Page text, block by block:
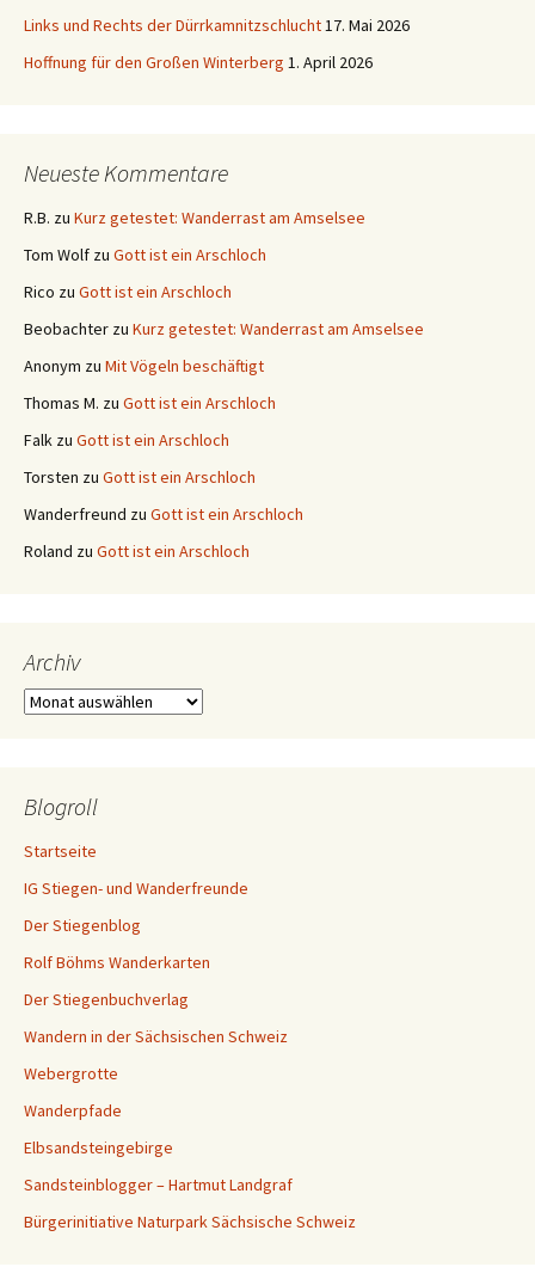
Links und Rechts der Dürrkamnitzschlucht17. Mai 2026
Hoffnung für den Großen Winterberg 1. April 2026
Neueste Kommentare
R.B. zu Kurz getestet: Wanderrast am Amselsee
Tom Wolf zu Gott ist ein Arschloch
Rico zu Gott ist ein Arschloch
Beobachter zu Kurz getestet: Wanderrast am Amselsee
Anonym zu Mit Vögeln beschäftigt
Thomas M. zu Gott ist ein Arschloch
Falk zu Gott ist ein Arschloch
Torsten zu Gott ist ein Arschloch
Wanderfreund zu Gott ist ein Arschloch
Roland zu Gott ist ein Arschloch
Archiv
Archiv
Blogroll
Startseite
IG Stiegen- und Wanderfreunde
Der Stiegenblog
Rolf Böhms Wanderkarten
Der Stiegenbuchverlag
Wandern in der Sächsischen Schweiz
Webergrotte
Wanderpfade
Elbsandsteingebirge
Sandsteinblogger – Hartmut Landgraf
Bürgerinitiative Naturpark Sächsische Schweiz